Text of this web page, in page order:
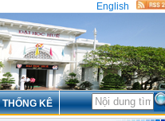
English
THỐNG KÊ